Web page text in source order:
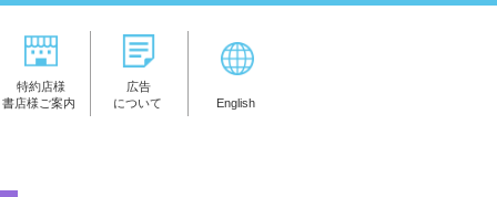
特約店様
書店様ご案内
広告
について
English